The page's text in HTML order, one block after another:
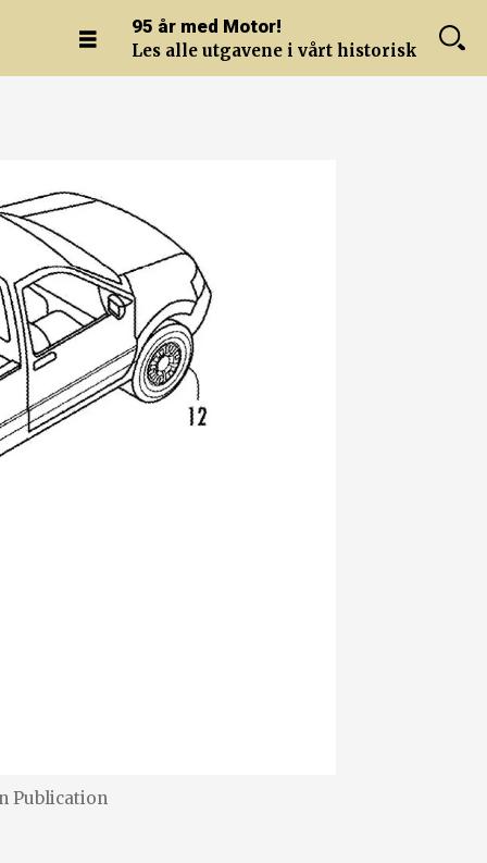
95 år med Motor!
Les alle utgavene i vårt historiske arkiv.
Publication